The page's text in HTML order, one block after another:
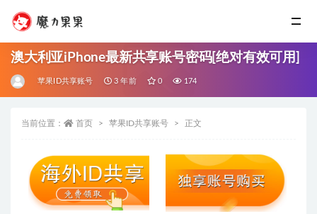
澳大利亚iPhone最新共享账号密码[绝对有效可用]
苹果ID共享账号 3 年前 0 174
当前位置： 首页 苹果ID共享账号 正文